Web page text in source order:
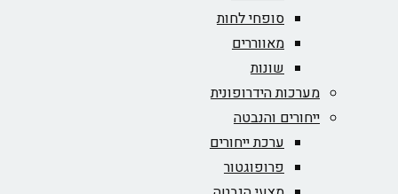
סופחי לחות
מאווררים
שונות
מערכות הידרופונית
ייחורים והנבטה
ערכת ייחורים
פרופוגטור